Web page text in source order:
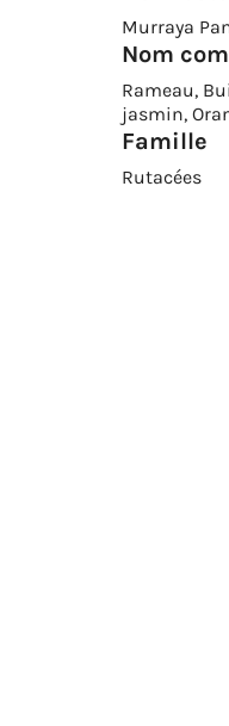
Murraya
Nom
Rameau,
jasmin,
Famille
Rutacées